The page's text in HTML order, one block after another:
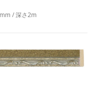
/ 深さ2m